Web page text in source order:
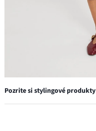
Pozrite si stylingové produkty